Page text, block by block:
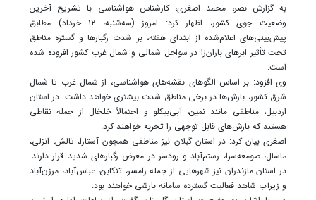
به گزارش نصر، محمد اصغری، کارشناس هواشناسی با تشریح آخرین
وضعیت جوی کشور، اظهار کرد: امروز (سه‌شنبه، ۱۲ خرداد) مطابق
پیش‌بینی‌های اعلام‌شده از ابتدای هفته، بر شدت رگبارها و گستره مناطق
تحت تأثیر ابرهای باران‌زا در سواحل شمالی و شمال غرب کشور افزوده شده
است.
وی افزود: بر اساس الگوهای نقشه‌های هواشناسی، از شمال غرب تا شمال
شرق کشور، بارش‌ها در برخی مناطق شدت بیشتری خواهد داشت. در استان
اردبیل، مناطقی مانند نمین، آبی‌بیکلو و احتمالاً خلخال از جمله نقاطی
هستند که بارش‌های قابل توجهی را تجربه خواهند کرد.
اصغری بیان کرد: در استان گیلان نیز مناطقی همچون آستارا، تالش، انزلی،
ماسال، صومعه‌سرا، رستم‌آباد و رودسر در معرض رگبارهای شدید قرار دارند.
در استان مازندران نیز شهرهایی از جمله رامسر، تنکابن، عباس‌آباد، مرزن‌آباد
و زیرآب شاهد فعالیت گسترده سامانه بارشی خواهند بود.